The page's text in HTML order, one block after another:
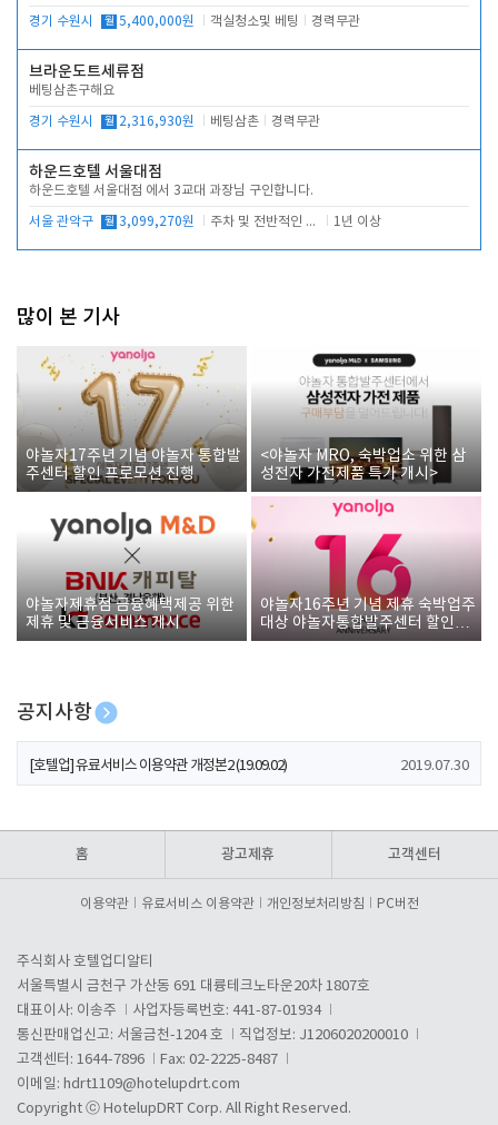
경기 수원시 월 5,400,000원 객실청소및 베팅 경력무관
브라운도트세류점
베팅삼촌구해요
경기 수원시 월 2,316,930원 베팅삼촌 경력무관
하운드호텔 서울대점
하운드호텔 서울대점 에서 3교대 과장님 구인합니다.
서울 관악구 월 3,099,270원 주차 및 전반적인 당번업무 1년 이상
많이 본 기사
야놀자17주년 기념 야놀자 통합발
주센터 할인 프로모션 진행
<야놀자 MRO, 숙박업소 위한 삼
성전자 가전제품 특가 개시>
야놀자제휴점 금융혜택제공 위한
제휴 및 금융서비스 게시
야놀자16주년 기념 제휴 숙박업주
대상 야놀자통합발주센터 할인쿠
폰 증정
공지사항
[호텔업] 개인정보 처리방침 개정본1 (19.09.02)
[호텔업] 유료서비스 이용약관 개정본2 (19.09.02) 2019.07.30
홈 광고제휴 고객센터
이용약관 유료서비스 이용약관 개인정보처리방침 PC버전
주식회사 호텔업디알티
서울특별시 금천구 가산동 691 대륭테크노타운20차 1807호
대표이사: 이송주
사업자등록번호: 441-87-01934
통신판매업신고: 서울금천-1204 호
직업정보: J1206020200010
고객센터: 1644-7896
Fax: 02-2225-8487
이메일: hdrt1109@hotelupdrt.com
Copyright ⓒ HotelupDRT Corp. All Right Reserved.